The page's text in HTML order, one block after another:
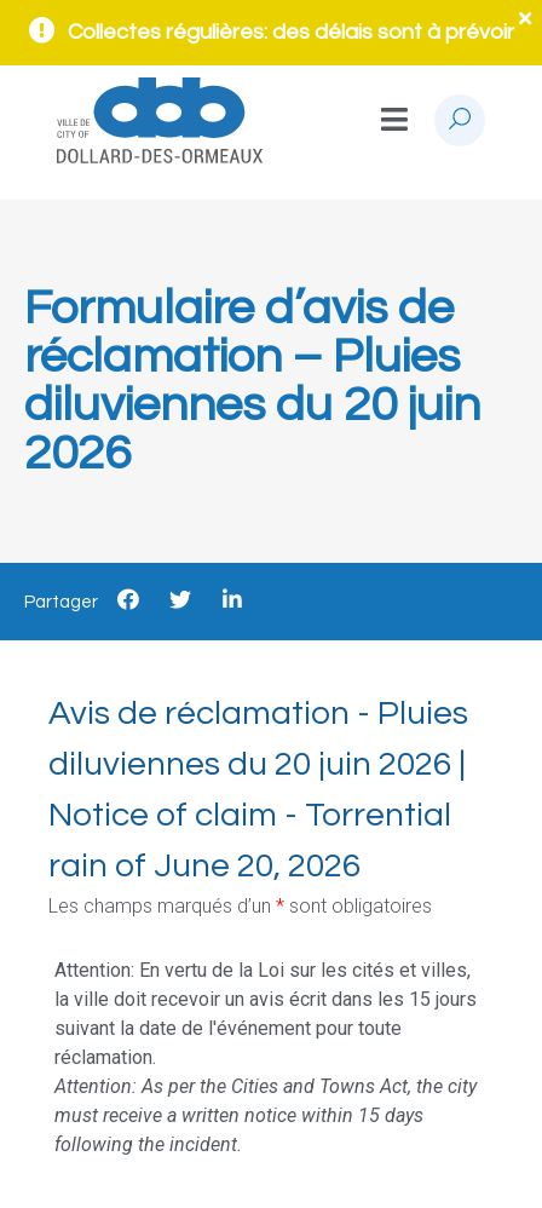
Collectes régulières: des délais sont à prévoir
Formulaire d’avis de
réclamation – Pluies
diluviennes du 20 juin
2026
Partager
Avis de réclamation - Pluies
diluviennes du 20 juin 2026 |
Notice of claim - Torrential
rain of June 20, 2026
Les champs marqués d’un * sont obligatoires
Attention: En vertu de la Loi sur les cités et villes,
la ville doit recevoir un avis écrit dans les 15 jours
suivant la date de l'événement pour toute
réclamation.
Attention: As per the Cities and Towns Act, the city
must receive a written notice within 15 days
following the incident.